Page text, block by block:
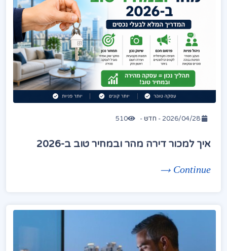
חדש-
510
איך למכור דירה מהר ובמחיר טוב ב-2026
Continue